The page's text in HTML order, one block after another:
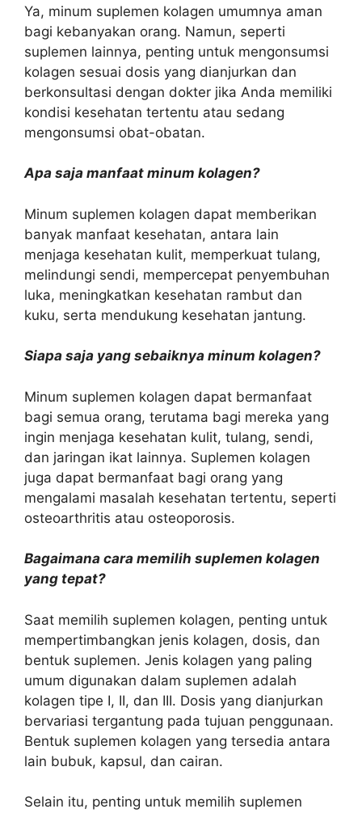
Ya, minum suplemen kolagen umumnya aman
bagi kebanyakan orang. Namun, seperti
suplemen lainnya, penting untuk mengonsumsi
kolagen sesuai dosis yang dianjurkan dan
berkonsultasi dengan dokter jika Anda memiliki
kondisi kesehatan tertentu atau sedang
mengonsumsi obat-obatan.
Apa saja manfaat minum kolagen?
Minum suplemen kolagen dapat memberikan
banyak manfaat kesehatan, antara lain
menjaga kesehatan kulit, memperkuat tulang,
melindungi sendi, mempercepat penyembuhan
luka, meningkatkan kesehatan rambut dan
kuku, serta mendukung kesehatan jantung.
Siapa saja yang sebaiknya minum kolagen?
Minum suplemen kolagen dapat bermanfaat
bagi semua orang, terutama bagi mereka yang
ingin menjaga kesehatan kulit, tulang, sendi,
dan jaringan ikat lainnya. Suplemen kolagen
juga dapat bermanfaat bagi orang yang
mengalami masalah kesehatan tertentu, seperti
osteoarthritis atau osteoporosis.
Bagaimana cara memilih suplemen kolagen
yang tepat?
Saat memilih suplemen kolagen, penting untuk
mempertimbangkan jenis kolagen, dosis, dan
bentuk suplemen. Jenis kolagen yang paling
umum digunakan dalam suplemen adalah
kolagen tipe I, II, dan III. Dosis yang dianjurkan
bervariasi tergantung pada tujuan penggunaan.
Bentuk suplemen kolagen yang tersedia antara
lain bubuk, kapsul, dan cairan.
Selain itu, penting untuk memilih suplemen